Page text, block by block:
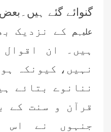
گنوائے گئے
علیہم
کے نزدیک
ہیں۔ ان
نہیں، کیونکہ
ننانوے بتائے
قرآن و سنت کے
جنہوں نے اس